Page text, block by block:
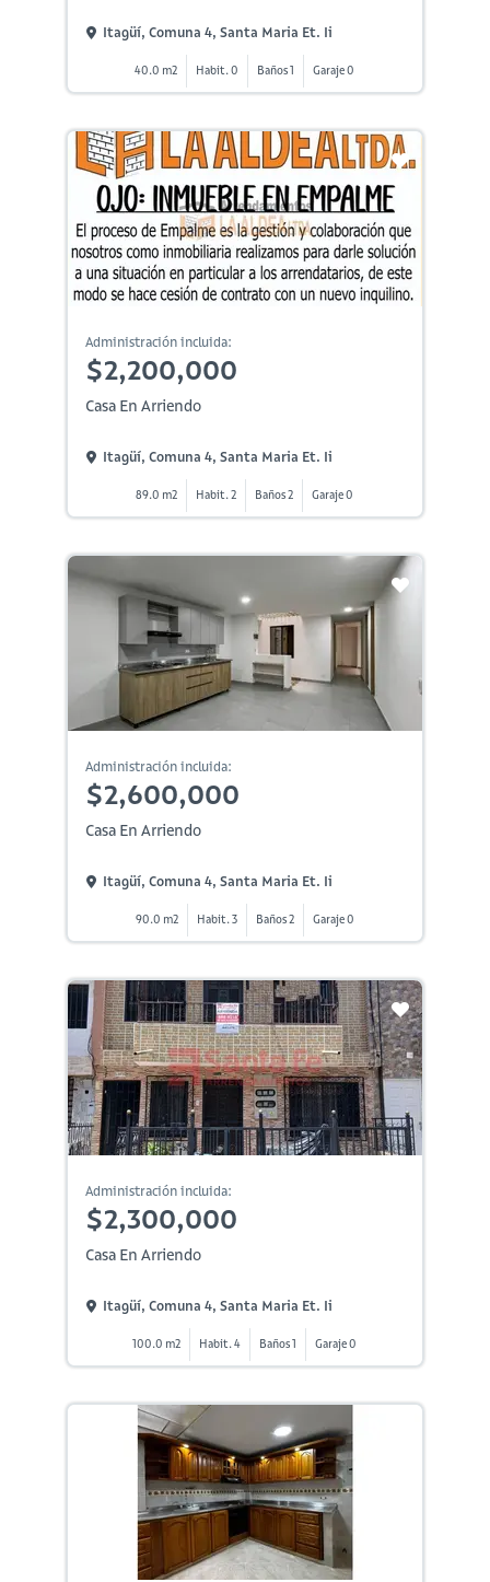
Itagüí, Comuna 4, Santa Maria Et. Ii
40.0 m2 Habit. 0 Baños 1 Garaje 0
Administración incluida:
$2,200,000
Casa En Arriendo
Itagüí, Comuna 4, Santa Maria Et. Ii
89.0 m2 Habit. 2 Baños 2 Garaje 0
Administración incluida:
$2,600,000
Casa En Arriendo
Itagüí, Comuna 4, Santa Maria Et. Ii
90.0 m2 Habit. 3 Baños 2 Garaje 0
Administración incluida:
$2,300,000
Casa En Arriendo
Itagüí, Comuna 4, Santa Maria Et. Ii
100.0 m2 Habit. 4 Baños 1 Garaje 0